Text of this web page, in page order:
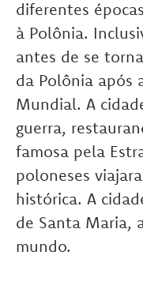
diferentes
à Polônia.
antes de se
da Polônia após
Mundial. A
guerra,
famosa pela
poloneses
histórica. A
de Santa Maria,
mundo.